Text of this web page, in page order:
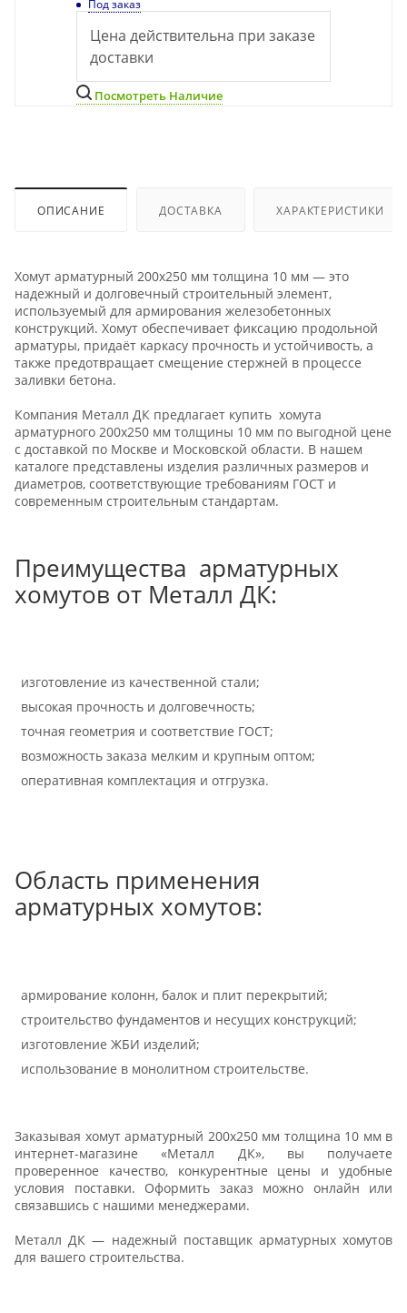
Под заказ
Цена действительна при заказе
доставки
Посмотреть Наличие
ОПИСАНИЕ ДОСТАВКА ХАРАКТЕРИСТИКИ
Хомут арматурный 200х250 мм толщина 10 мм — это
надежный и долговечный строительный элемент,
используемый для армирования железобетонных
конструкций. Хомут обеспечивает фиксацию продольной
арматуры, придаёт каркасу прочность и устойчивость, а
также предотвращает смещение стержней в процессе
заливки бетона.
Компания Металл ДК предлагает купить хомута
арматурного 200х250 мм толщины 10 мм по выгодной цене
с доставкой по Москве и Московской области. В нашем
каталоге представлены изделия различных размеров и
диаметров, соответствующие требованиям ГОСТ и
современным строительным стандартам.
Преимущества арматурных
хомутов от Металл ДК:
изготовление из качественной стали;
высокая прочность и долговечность;
точная геометрия и соответствие ГОСТ;
возможность заказа мелким и крупным оптом;
оперативная комплектация и отгрузка.
Область применения
арматурных хомутов:
армирование колонн, балок и плит перекрытий;
строительство фундаментов и несущих конструкций;
изготовление ЖБИ изделий;
использование в монолитном строительстве.
Заказывая хомут арматурный 200х250 мм толщина 10 мм в
интернет-магазине «Металл ДК», вы получаете
проверенное качество, конкурентные цены и удобные
условия поставки. Оформить заказ можно онлайн или
связавшись с нашими менеджерами.
Металл ДК — надежный поставщик арматурных хомутов
для вашего строительства.